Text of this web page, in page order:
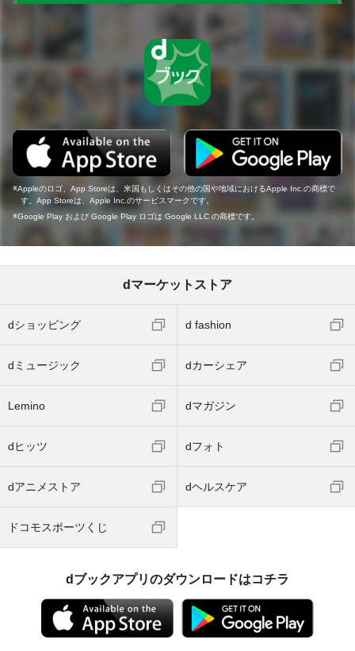
Appleのロゴ、App Storeは、米国もしくはその他の国や地域におけるApple Inc.の商標で
す。App Storeは、Apple Inc.のサービスマークです。
Google Play および Google Play ロゴは Google LLC の商標です。
dマーケットストア
dショッピング d fashion
dミュージック dカーシェア
Lemino dマガジン
dヒッツ dフォト
dアニメストア dヘルスケア
ドコモスポーツくじ
dブックアプリのダウンロードはコチラ